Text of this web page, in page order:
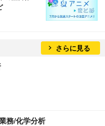
さらに見る
務/化学分析